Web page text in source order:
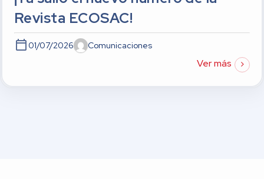
Revista ECOSAC!
01/07/2026 Comunicaciones
Ver más